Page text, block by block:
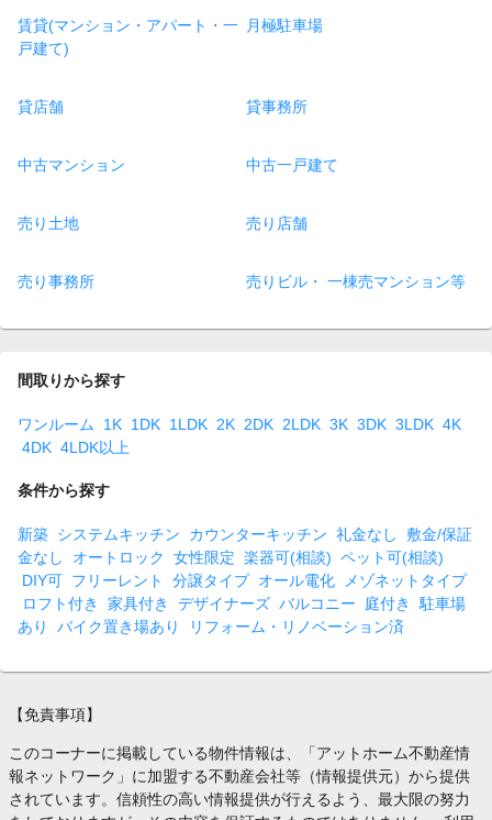
賃貸(マンション・アパート・一
戸建て)
月極駐車場
貸店舗 貸事務所
中古マンション 中古一戸建て
売り土地 売り店舗
売り事務所 売りビル・ 一棟売マンション等
間取りから探す
ワンルーム 1K 1DK 1LDK 2K 2DK 2LDK 3K 3DK 3LDK 4K
4DK 4LDK以上
条件から探す
新築 システムキッチン カウンターキッチン 礼金なし
敷金/保証
金なし
オートロック 女性限定 楽器可(相談) ペット可(相談)
DIY可 フリーレント 分譲タイプ オール電化
メゾネットタイプ
ロフト付き
家具付き デザイナーズ バルコニー 庭付き
駐車場
あり
バイク置き場あり リフォーム・リノベーション済
【免責事項】
このコーナーに掲載している物件情報は、「アットホーム不動産情
報ネットワーク」に加盟する不動産会社等（情報提供元）から提供
されています。信頼性の高い情報提供が行えるよう、最大限の努力